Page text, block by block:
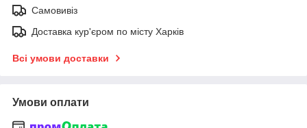
Самовивіз
Доставка кур'єром по місту Харків
Всі умови доставки
Умови оплати